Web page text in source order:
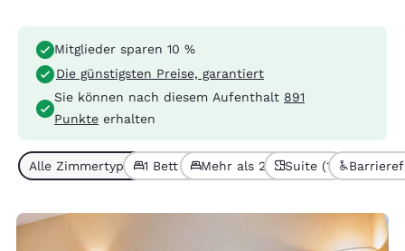
Mitglieder sparen 10 %
Die günstigsten Preise, garantiert
Sie können nach diesem Aufenthalt 891
Punkte erhalten
Alle Zimmertypen (4)1 Bett (2)Mehr als 2 Betten (2)
Suite (1)